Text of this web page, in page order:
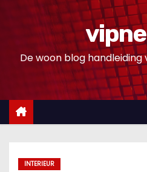
n
De woon blog
INTERIEUR